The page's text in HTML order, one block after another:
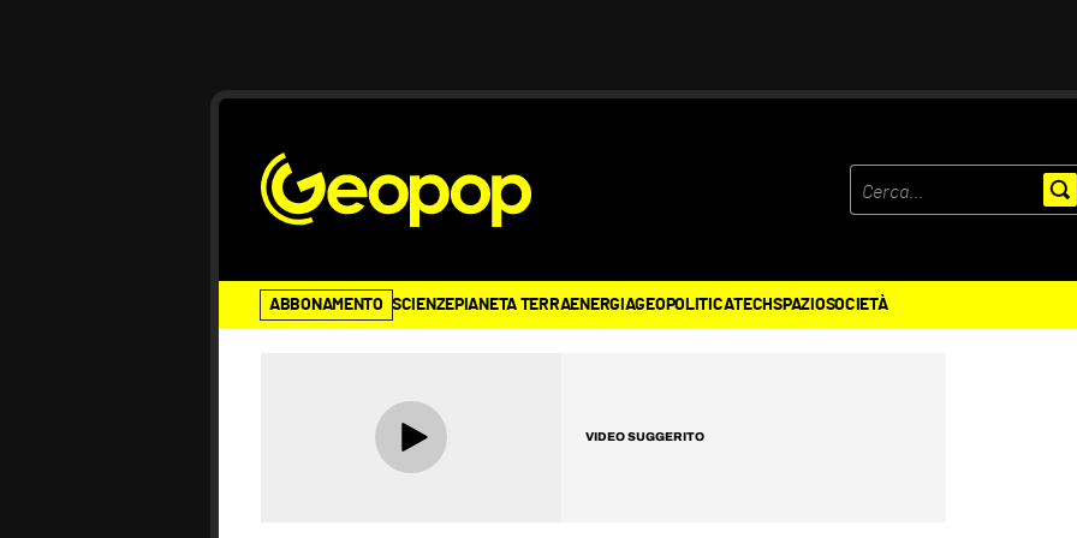
ABBONAMENTO SCIENZEPIANETA TERRAENERGIAGEOPOLITICATECHSPAZIOSOCIETÀ
VIDEO SUGGERITO